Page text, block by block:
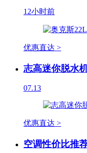
12小时前
优惠直达 >
志高迷你脱水
07.13
优惠直达 >
空调性价比推